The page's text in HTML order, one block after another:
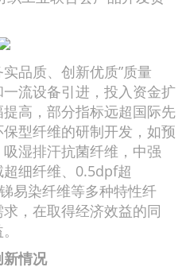
品质、创新优质”质量
流设备引进，投入资金扩
高，部分指标远超国际先
型纤维的研制开发，如预
湿排汗抗菌纤维，中强
细纤维、0.5dpf超
易染纤维等多种特性纤
，在取得经济效益的同
情况